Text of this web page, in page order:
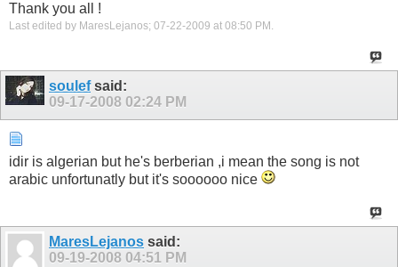
Thank you all !
Last edited by MaresLejanos; 07-22-2009 at 08:50 PM .
soulefsaid:
09-17-2008 02:24 PM
idir is algerian but he's berberian ,i mean the song is not
arabic unfortunatly but it's soooooo nice
MaresLejanos said:
09-19-2008 04:51 PM